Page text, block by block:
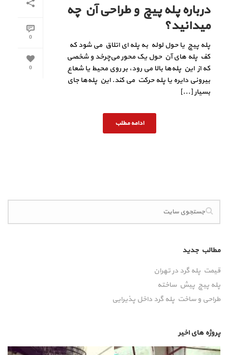
0
0
درباره پله پیچ و طراحی آن چه
میدانید؟
پله پیچ یا حول لوله به پله ای اتلاق می شود که
کف پله های آن حول یک محور می‌چرخد و شخصی
که از این پله‌ها بالا می‌ رود، بر روی محیط یا شعاع
بیرونی دایره یا پله حرکت می کند. این پله‌ها جای
بسیار [...]
ادامه مطلب
مطالب جدید
قیمت پله گرد در تهران
پله پیچ پیش‌ ساخته
طراحی و ساخت پله گرد داخل پذیرایی
پروژه های اخیر